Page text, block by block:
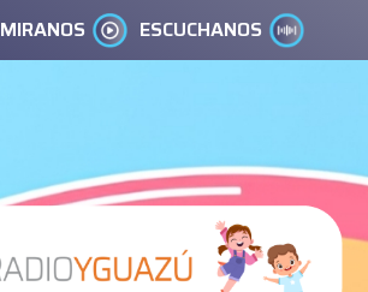
MIRANOS ESCUCHANOS